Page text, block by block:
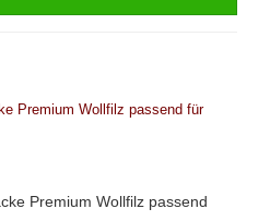
Premium Wollfilz passend